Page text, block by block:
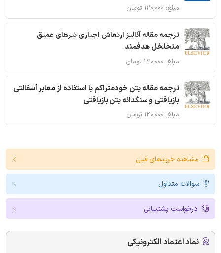
مبلغ: ۱۲۰,۰۰۰ تومان
ترجمه مقاله آنالیز ارتعاش اجباری تیرهای عمیق
متخلخل هدفمند
مبلغ: ۱۴۰,۰۰۰ تومان
ترجمه مقاله بتن خودمتراکم با استفاده از معابر آسفالتی
بازیافتی و سنگدانه بتن بازیافتی
مبلغ: ۱۲۰,۰۰۰ تومان
مشاهده خریدهای قبلی
سوالات متداول
درخواست پشتیبانی
نماد اعتماد الکترونیکی